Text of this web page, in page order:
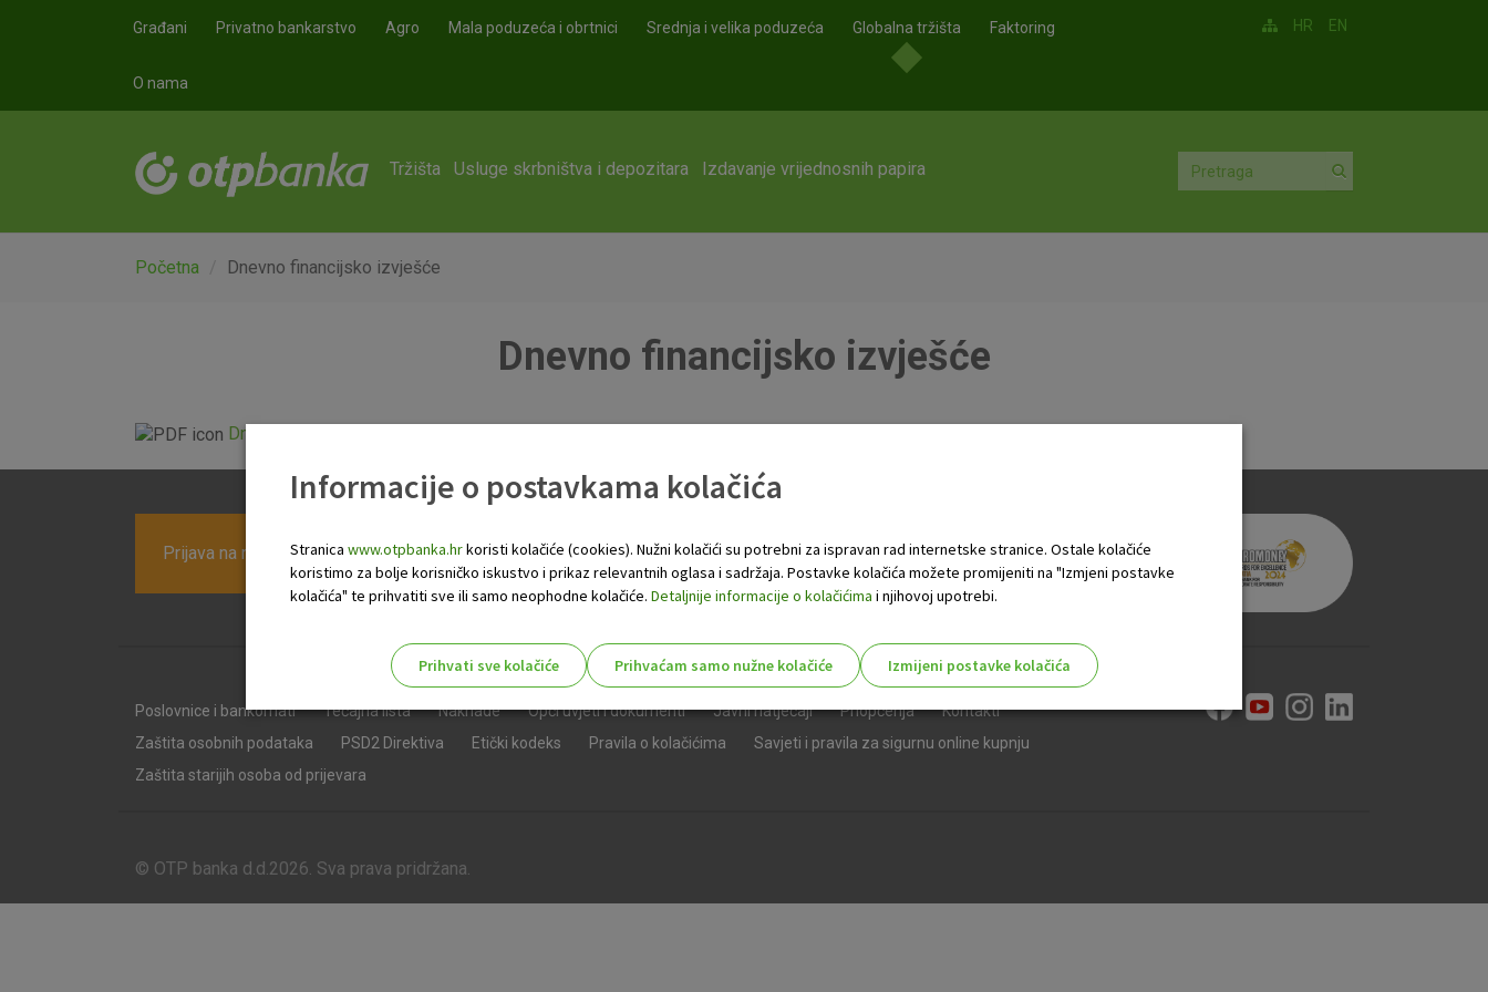
Građani Privatno bankarstvo Agro Mala poduzeća i obrtnici Srednja i velika poduzeća Globalna tržišta Faktoring
O nama
HR EN
Tržišta Usluge skrbništva i depozitara Izdavanje vrijednosnih papira
Početna Dnevno financijsko izvješće
Dnevno financijsko izvješće
Dnevno financijsko izvješće.pdf
Prijava na newsletter OTP banke
Poslovnice i bankomati Tečajna lista Naknade Opći uvjeti i dokumenti Javni natječaji Priopćenja
Kontakti
Zaštita osobnih podataka
PSD2 Direktiva Etički kodeks Pravila o kolačićima
Savjeti i pravila za sigurnu online kupnju
Zaštita starijih osoba od prijevara
© OTP banka d.d.2026. Sva prava pridržana.
Informacije o postavkama kolačića
Stranica www.otpbanka.hrkoristi kolačiće (cookies). Nužni kolačići su potrebni za ispravan rad internetske stranice. Ostale kolačiće
koristimo za bolje korisničko iskustvo i prikaz relevantnih oglasa i sadržaja. Postavke kolačića možete promijeniti na "Izmjeni postavke
kolačića" te prihvatiti sve ili samo neophodne kolačiće. Detaljnije informacije o kolačićima i njihovoj upotrebi.
Prihvati sve kolačiće Prihvaćam samo nužne kolačiće
Izmijeni postavke kolačića